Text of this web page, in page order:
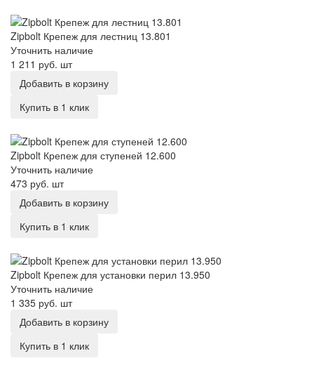
Zipbolt Крепеж для лестниц 13.801
Уточнить наличие
1 211 руб. шт
Добавить в корзину
Купить в 1 клик
Zipbolt Крепеж для ступеней 12.600
Уточнить наличие
473 руб. шт
Добавить в корзину
Купить в 1 клик
Zipbolt Крепеж для установки перил 13.950
Уточнить наличие
1 335 руб. шт
Добавить в корзину
Купить в 1 клик